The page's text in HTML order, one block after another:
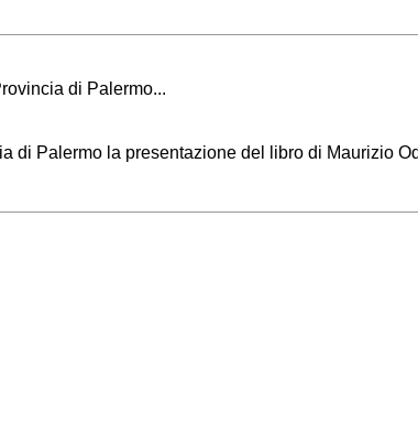
di Palermo...
di Palermo la presentazione del libro di Maurizio